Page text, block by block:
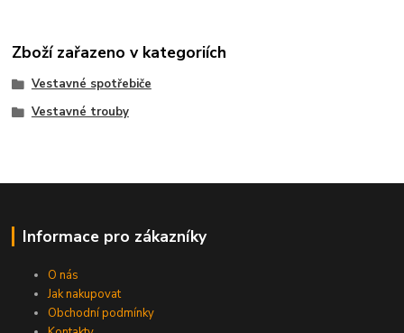
Zboží zařazeno v kategoriích
Vestavné spotřebiče
Vestavné trouby
Informace pro zákazníky
O nás
Jak nakupovat
Obchodní podmínky